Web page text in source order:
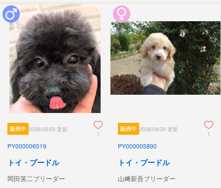
販売中 2026/05/03 更新
1
PY000006519
トイ・プードル
岡田英二ブリーダー
販売中 2026/04/30 更新
1
PY000005890
トイ・プードル
山﨑新吾ブリーダー